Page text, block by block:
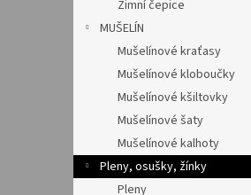
Zimní čepice
MUŠELÍN
Mušelínové kraťasy
Mušelínové kloboučky
Mušelínové kšiltovky
Mušelínové šaty
Mušelínové kalhoty
Pleny, osušky, žínky
Pleny